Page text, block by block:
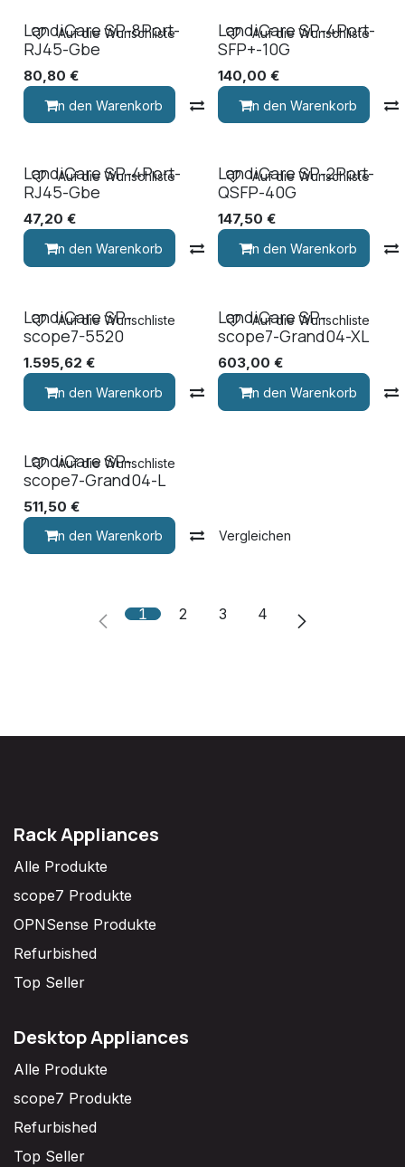
LandiCare SP-8Port-
RJ45-Gbe
80,80 €
In den Warenkorb Vergleichen
Auf die Wunschliste
LandiCare SP-4Port-
SFP+-10G
140,00 €
In den Warenkorb
Auf die Wunschliste
LandiCare SP-4Port-
RJ45-Gbe
47,20 €
In den Warenkorb Vergleichen
Auf die Wunschliste
LandiCare SP-2Port-
QSFP-40G
147,50 €
In den Warenkorb
Auf die Wunschliste
LandiCare SP-
scope7-5520
1.595,62 €
In den Warenkorb Vergleichen
Auf die Wunschliste
LandiCare SP-
scope7-Grand04-XL
603,00 €
In den Warenkorb
Auf die Wunschliste
LandiCare SP-
scope7-Grand04-L
511,50 €
In den Warenkorb Vergleichen
Auf die Wunschliste
1 2 3 4
Rack Appliances
Alle Produkte
scope7 Produkte
OPNSense Produkte
Refurbished
Top Seller
Desktop Appliances
Alle Produkte
scope7 Produkte
Refurbished
Top Seller